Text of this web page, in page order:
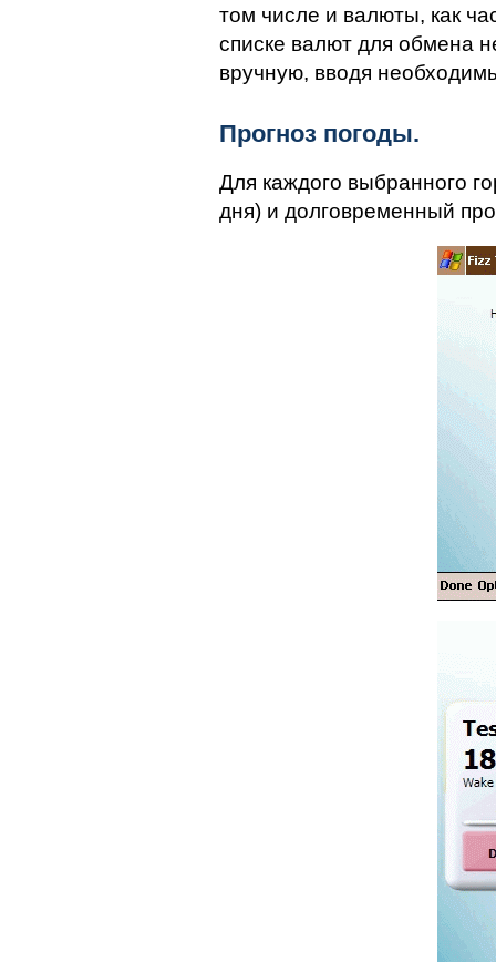
том числе и валюты, как
списке валют для обмена
вручную, вводя
Прогноз погоды.
Для каждого выбранного
дня) и долговременный